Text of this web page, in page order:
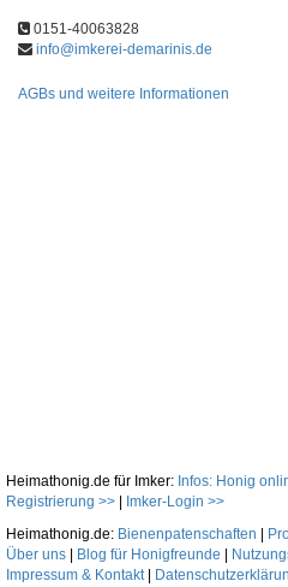
0151-40063828
info@imkerei-demarinis.de
AGBs und weitere Informationen
Heimathonig.de für Imker: Infos: Honig
Registrierung >>
Imker-Login >>
Heimathonig.de: Bienenpatenschaften
Über uns
Blog für Honigfreunde
Impressum & Kontakt|